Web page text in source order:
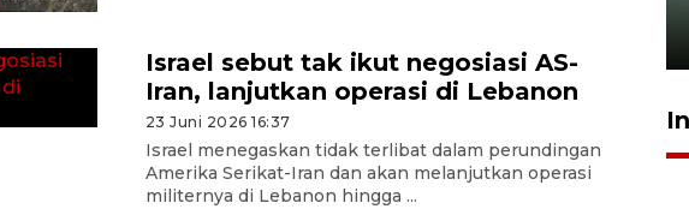
Israel sebut tak ikut negosiasi AS-
Iran, lanjutkan operasi di Lebanon
23 Juni 2026 16:37
Israel menegaskan tidak terlibat dalam perundingan
Amerika Serikat-Iran dan akan melanjutkan operasi
militernya di Lebanon hingga ...